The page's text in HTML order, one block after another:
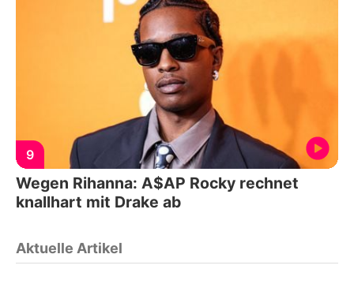
9
Wegen Rihanna: A$AP Rocky rechnet
knallhart mit Drake ab
Aktuelle Artikel